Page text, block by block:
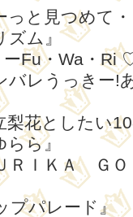
と見つめて・
ム』
Fu・Wa・Ri
レうっきー!
花としたい
ら』
ＩＫＡ Ｇ
パレード』